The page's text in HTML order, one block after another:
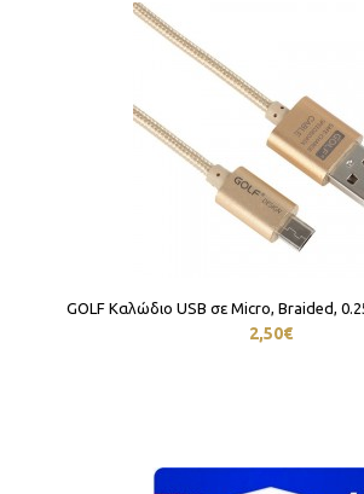
GOLF Καλώδιο USB σε Micro, Braided,
2,50€